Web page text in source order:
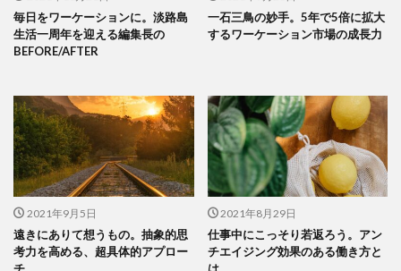
毎日をワーケーションに。淡路島
生活一周年を迎える編集長の
BEFORE/AFTER
一石三鳥の妙手。5年で5倍に拡大
するワーケーション市場の成長力
2021年9月5日
遠きにありて想うもの。抽象的思
考力を高める、超具体的アプロー
2021年8月29日
仕事中にこっそり若返ろう。アン
チエイジング効果のある働き方と